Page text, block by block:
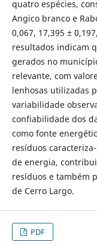
quatro espécies,
Angico branco e
0,067, 17,395 ±
resultados indicam
gerados no
relevante, com
lenhosas utilizadas
variabilidade
confiabilidade dos
como fonte
resíduos
de energia,
resíduos e também
de Cerro Largo.
PDF